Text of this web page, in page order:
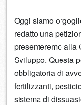
Oggi siamo
redatto una
presenteremo alla
Sviluppo. Questa
obbligatoria di
fertilizzanti,
sistema di